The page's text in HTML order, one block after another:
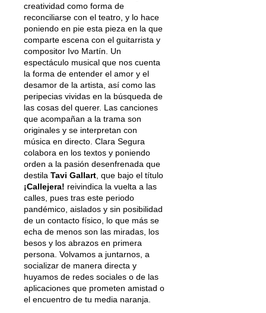
creatividad como forma de
reconciliarse con el teatro, y lo hace
poniendo en pie esta pieza en la que
comparte escena con el guitarrista y
compositor Ivo Martín. Un
espectáculo musical que nos cuenta
la forma de entender el amor y el
desamor de la artista, así como las
peripecias vividas en la búsqueda de
las cosas del querer. Las canciones
que acompañan a la trama son
originales y se interpretan con
música en directo. Clara Segura
colabora en los textos y poniendo
orden a la pasión desenfrenada que
destila Tavi Gallart , que bajo el título
¡Callejera! reivindica la vuelta a las
calles, pues tras este periodo
pandémico, aislados y sin posibilidad
de un contacto físico, lo que más se
echa de menos son las miradas, los
besos y los abrazos en primera
persona. Volvamos a juntarnos, a
socializar de manera directa y
huyamos de redes sociales o de las
aplicaciones que prometen amistad o
el encuentro de tu media naranja.